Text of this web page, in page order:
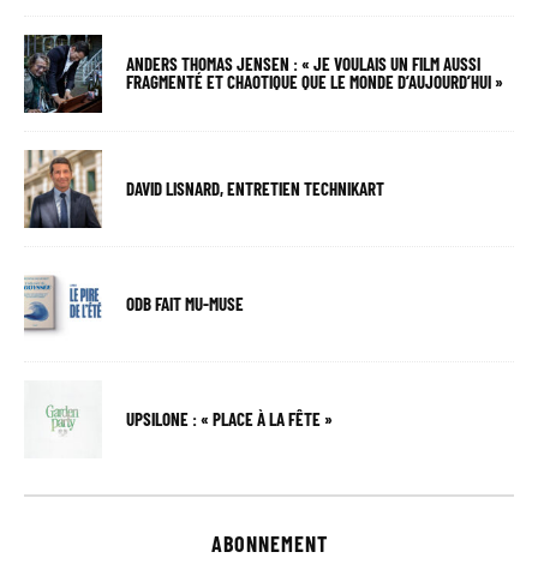
ANDERS THOMAS JENSEN : « JE VOULAIS UN FILM AUSSI
FRAGMENTÉ ET CHAOTIQUE QUE LE MONDE D’AUJOURD’HUI »
DAVID LISNARD, ENTRETIEN TECHNIKART
ODB FAIT MU-MUSE
UPSILONE : « PLACE À LA FÊTE »
ABONNEMENT